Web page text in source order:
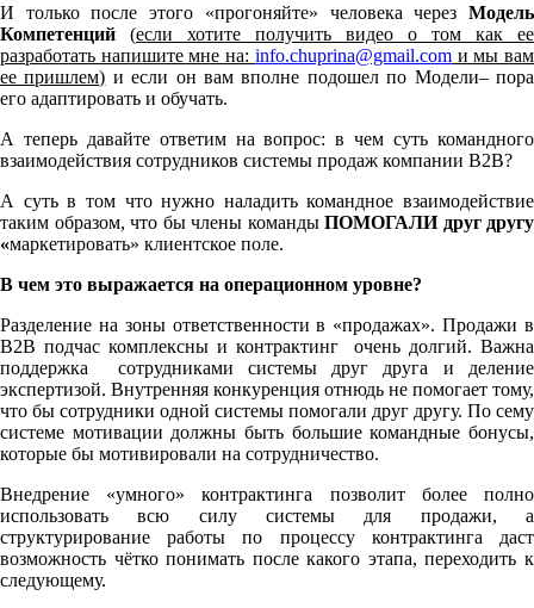
И только после этого «прогоняйте» человека через Модель
Компетенций (если хотите получить видео о том как ее
разработать напишите мне на: info.chuprina@gmail.comи мы вам
ее пришлем) и если он вам вполне подошел по Модели– пора
его адаптировать и обучать.
А теперь давайте ответим на вопрос: в чем суть командного
взаимодействия сотрудников системы продаж компании B2B?
А суть в том что нужно наладить командное взаимодействие
таким образом, что бы члены команды ПОМОГАЛИ друг другу
«маркетировать» клиентское поле.
В чем это выражается на операционном уровне?
Разделение на зоны ответственности в «продажах». Продажи в
B2B подчас комплексны и контрактинг очень долгий. Важна
поддержка сотрудниками системы друг друга и деление
экспертизой. Внутренняя конкуренция отнюдь не помогает тому,
что бы сотрудники одной системы помогали друг другу. По сему
системе мотивации должны быть большие командные бонусы,
которые бы мотивировали на сотрудничество.
Внедрение «умного» контрактинга позволит более полно
использовать всю силу системы для продажи, а
структурирование работы по процессу контрактинга даст
возможность чётко понимать после какого этапа, переходить к
следующему.